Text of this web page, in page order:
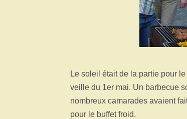
Le soleil était de la partie pour
veille du 1er mai. Un barbecue
nombreux camarades avaient
pour le buffet froid.